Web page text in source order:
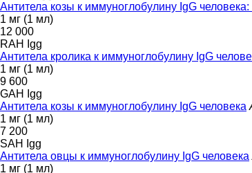
Антитела козы к иммуноглобулину IgG человека:
1 мг (1 мл)
12 000
RAH Igg
Антитела кролика к иммуноглобулину IgG
1 мг (1 мл)
9 600
GAH Igg
Антитела козы к иммуноглобулину IgG человека
1 мг (1 мл)
7 200
SAH Igg
Антитела овцы к иммуноглобулину IgG человека
1 мг (1 мл)